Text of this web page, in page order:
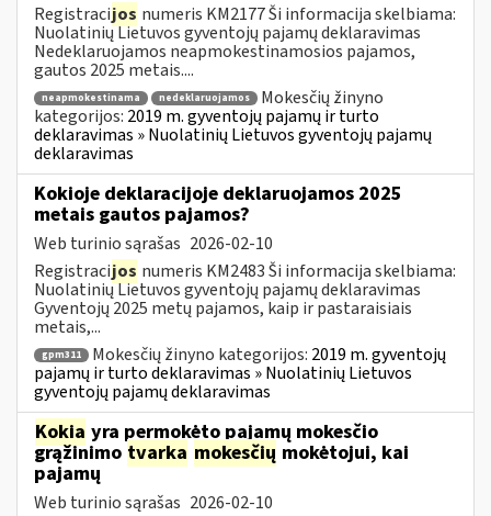
Registracijos numeris KM2177 Ši informacija skelbiama:
Nuolatinių Lietuvos gyventojų pajamų deklaravimas
Nedeklaruojamos neapmokestinamosios pajamos,
gautos 2025 metais....
neapmokestinama nedeklaruojamos
Mokesčių žinyno
kategorijos: 2019 m. gyventojų pajamų ir turto
deklaravimas » Nuolatinių Lietuvos gyventojų pajamų
deklaravimas
Kokioje deklaracijoje deklaruojamos 2025
metais gautos pajamos?
Web turinio sąrašas 2026-02-10
Registracijos numeris KM2483 Ši informacija skelbiama:
Nuolatinių Lietuvos gyventojų pajamų deklaravimas
Gyventojų 2025 metų pajamos, kaip ir pastaraisiais
metais,...
gpm311 Mokesčių žinyno kategorijos: 2019 m. gyventojų
pajamų ir turto deklaravimas » Nuolatinių Lietuvos
gyventojų pajamų deklaravimas
Kokia yra permokėto pajamų mokesčio
grąžinimo tvarka mokesčių mokėtojui, kai
pajamų
Web turinio sąrašas 2026-02-10